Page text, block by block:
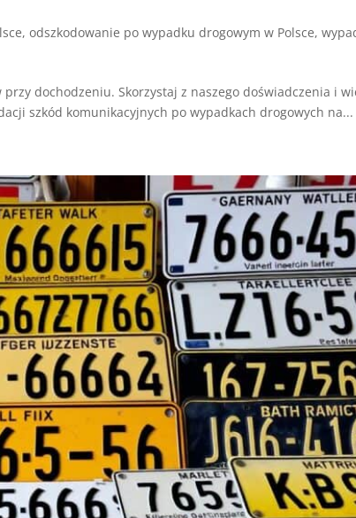
,odszkodowanie po wypadku drogowym w Polsce,
dochodzeniu. Skorzystaj z naszego doświadczenia i
szkód komunikacyjnych po wypadkach drogowych na...